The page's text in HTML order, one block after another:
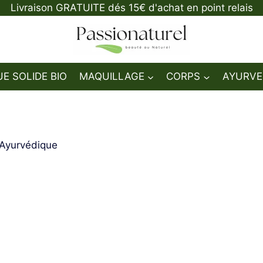
Livraison GRATUITE dés 15€ d'achat en point relais
SOLIDE BIO MAQUILLAGE CORPS